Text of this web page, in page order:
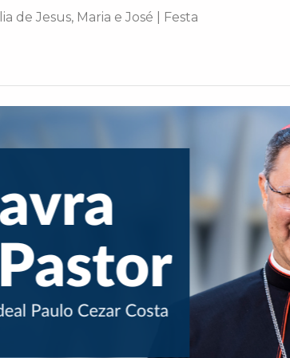
de Jesus, Maria e José | Festa